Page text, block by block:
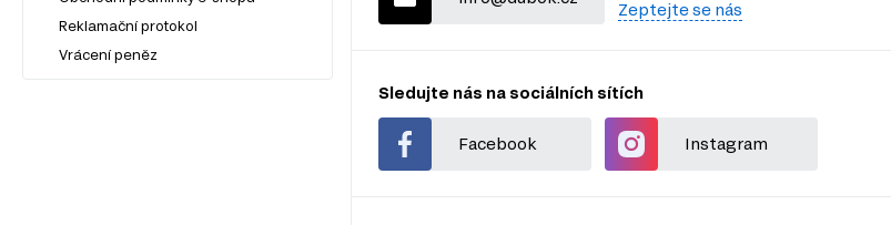
Reklamační protokol
Vrácení peněz
Zeptejte se nás
Sledujte nás na sociálních sítích
Facebook Instagram